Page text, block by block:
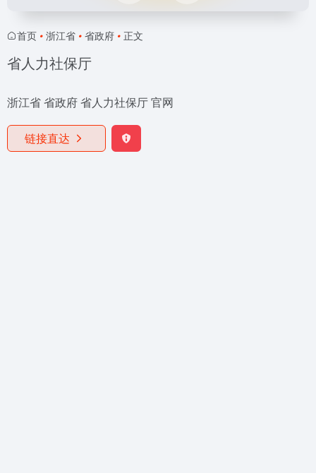
首页 • 浙江省 • 省政府 • 正文
省人力社保厅
浙江省 省政府 省人力社保厅 官网
链接直达